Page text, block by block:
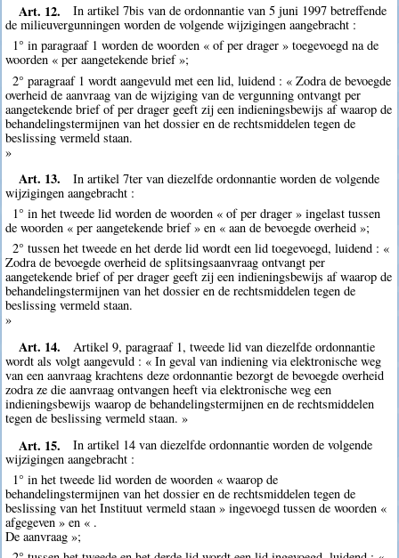
Art. 12.
In artikel 7bis van de ordonnantie van 5 juni 1997 betreffende
de milieuvergunningen worden de volgende wijzigingen aangebracht :
1° in paragraaf 1 worden de woorden « of per drager » toegevoegd na de
woorden « per aangetekende brief »;
2° paragraaf 1 wordt aangevuld met een lid, luidend : « Zodra de bevoegde
overheid de aanvraag van de wijziging van de vergunning ontvangt per
aangetekende brief of per drager geeft zij een indieningsbewijs af waarop de
behandelingstermijnen van het dossier en de rechtsmiddelen tegen de
beslissing vermeld staan.
»
Art. 13.
In artikel 7ter van diezelfde ordonnantie worden de volgende
wijzigingen aangebracht :
1° in het tweede lid worden de woorden « of per drager » ingelast tussen
de woorden « per aangetekende brief » en « aan de bevoegde overheid »;
2° tussen het tweede en het derde lid wordt een lid toegevoegd, luidend : «
Zodra de bevoegde overheid de splitsingsaanvraag ontvangt per
aangetekende brief of per drager geeft zij een indieningsbewijs af waarop de
behandelingstermijnen van het dossier en de rechtsmiddelen tegen de
beslissing vermeld staan.
»
Art. 14.
Artikel 9, paragraaf 1, tweede lid van diezelfde ordonnantie
wordt als volgt aangevuld : « In geval van indiening via elektronische weg
van een aanvraag krachtens deze ordonnantie bezorgt de bevoegde overheid
zodra ze die aanvraag ontvangen heeft via elektronische weg een
indieningsbewijs waarop de behandelingstermijnen en de rechtsmiddelen
tegen de beslissing vermeld staan. »
Art. 15.
In artikel 14 van diezelfde ordonnantie worden de volgende
wijzigingen aangebracht :
1° in het tweede lid worden de woorden « waarop de
behandelingstermijnen van het dossier en de rechtsmiddelen tegen de
beslissing van het Instituut vermeld staan » ingevoegd tussen de woorden «
afgegeven » en « .
De aanvraag »;